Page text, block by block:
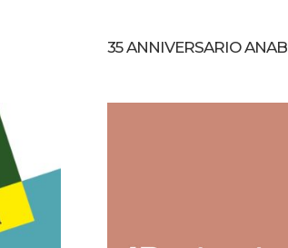
35 ANNIVERSARIO ANAB